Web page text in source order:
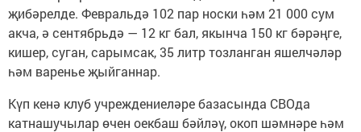
җибәрелде. Февральдә 102 пар носки һәм 21 000 сум
акча, ә сентябрьдә — 12 кг бал, якынча 150 кг бәрәңге,
кишер, суган, сарымсак, 35 литр тозланган яшелчәләр
һәм варенье җыйганнар.
Күп кенә клуб учреждениеләре базасында СВОда
катнашучылар өчен оекбаш бәйләү, окоп шәмнәре һәм